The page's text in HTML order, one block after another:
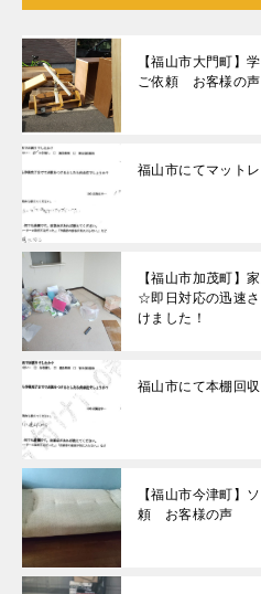
【福山市大門町】
ご依頼 お客様の声
福山市にてマット
【福山市加茂町】
☆即日対応の迅速
けました！
福山市にて本棚回
【福山市今津町】
頼 お客様の声